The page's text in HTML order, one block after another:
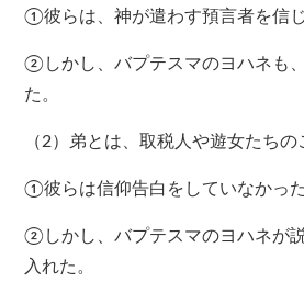
①彼らは、神が遣わす預言者を信
②しかし、バプテスマのヨハネも
た。
（2）弟とは、取税人や遊女たちの
①彼らは信仰告白をしていなかった
②しかし、バプテスマのヨハネが
入れた。